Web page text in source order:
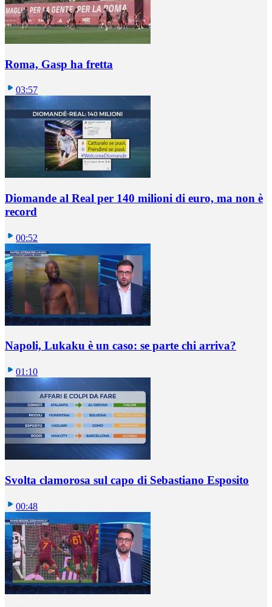
Roma, Gasp ha fretta
03:57
Diomande al Real per 140 milioni di euro, ma non è
record
00:52
Napoli, Lukaku è un caso: se parte chi arriva?
01:10
Svolta clamorosa sul capo di Sebastiano Esposito
00:48